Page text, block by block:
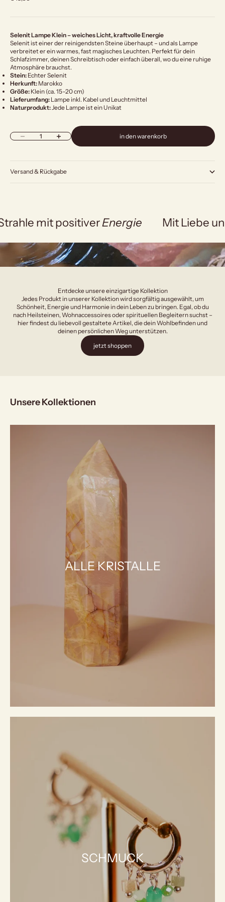
Selenit Lampe Klein – weiches Licht, kraftvolle Energie
Selenit ist einer der reinigendsten Steine überhaupt – und als Lampe
verbreitet er ein warmes, fast magisches Leuchten. Perfekt für dein
Schlafzimmer, deinen Schreibtisch oder einfach überall, wo du eine ruhige
Atmosphäre brauchst.
Stein: Echter Selenit
Herkunft: Marokko
Größe: Klein (ca. 15–20 cm)
Lieferumfang: Lampe inkl. Kabel und Leuchtmittel
Naturprodukt:Jede Lampe ist ein Unikat
Anzahl verringernAnzahl erhöhen in den warenkorb
Versand & Rückgabe
mit positiverEnergie Mit Liebe
Entdecke unsere einzigartige Kollektion
Jedes Produkt in unserer Kollektion wird sorgfältig ausgewählt, um
Schönheit, Energie und Harmonie in dein Leben zu bringen. Egal, ob du
nach Heilsteinen, Wohnaccessoires oder spirituellen Begleitern suchst –
hier findest du liebevoll gestaltete Artikel, die dein Wohlbefinden und
deinen persönlichen Weg unterstützen.
jetzt shoppen
Unsere Kollektionen
ALLE KRISTALLE
SCHMUCK